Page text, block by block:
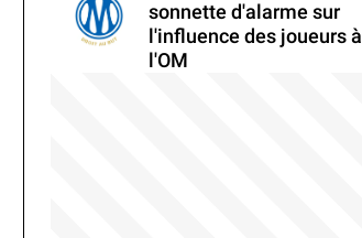
sonnette d'alarme sur
l'influence des joueurs à
l'OM